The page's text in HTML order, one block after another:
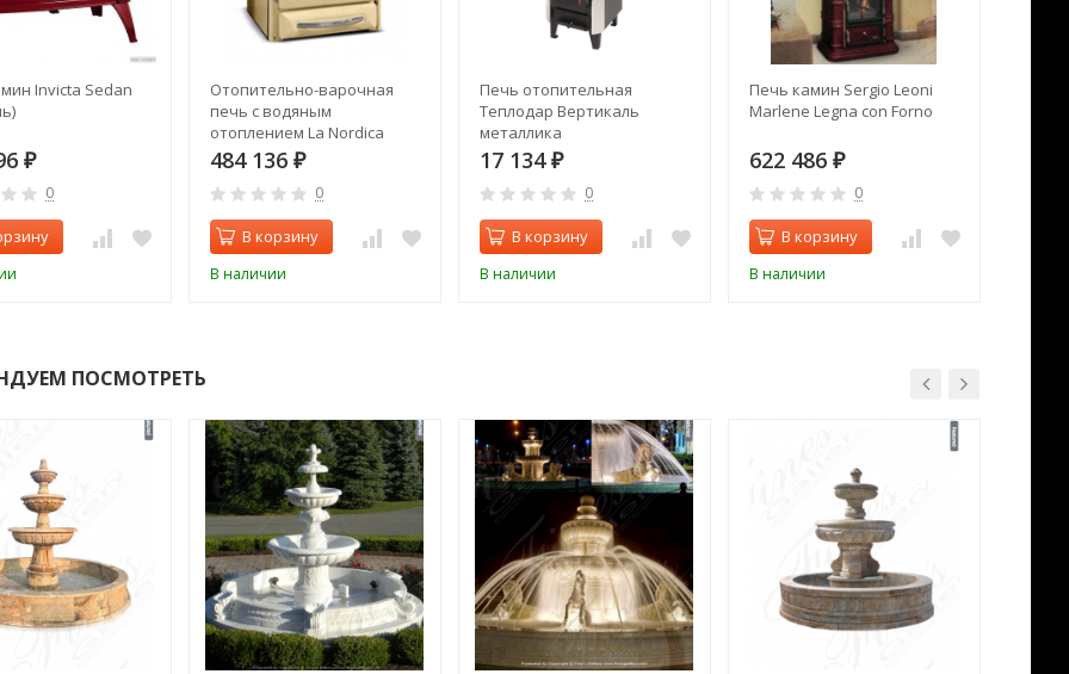
Invicta Sedan
₽
0
Отопительно-варочная
печь с водяным
отоплением La Nordica
TermoCucinotta DSA Crema
484 136 ₽
0
В корзину
В наличии
Печь отопительная
Теплодар Вертикаль
металлика
17 134 ₽
0
В корзину
В наличии
Печь камин Sergio Leoni
Marlene Legna con Forno
622 486 ₽
0
В корзину
В наличии
ПОСМОТРЕТЬ